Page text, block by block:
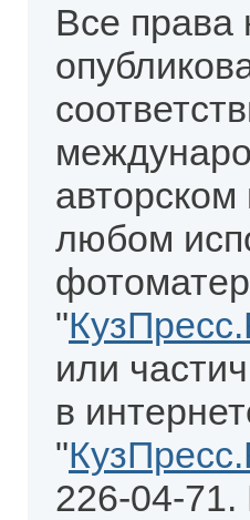
Все
любом
"
или
в
"
226-04-71.